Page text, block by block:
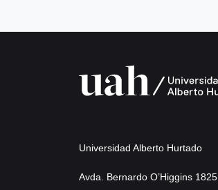
Universidad Alberto Hurtado
Avda. Bernardo O’Higgins 1825